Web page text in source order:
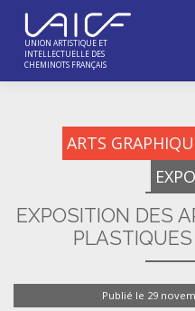
content
UNION ARTISTIQUE ET
INTELLECTUELLE DES
CHEMINOTS FRANÇAIS
ARTS
EXPOSITION DES
Publié le 29